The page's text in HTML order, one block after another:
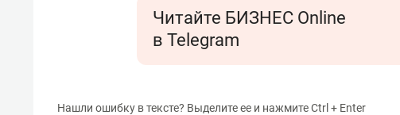
Читайте БИЗНЕС Online
в Telegram
Нашли ошибку в тексте? Выделите ее и нажмите Ctrl + Enter